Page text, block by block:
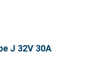
J 32V 30A